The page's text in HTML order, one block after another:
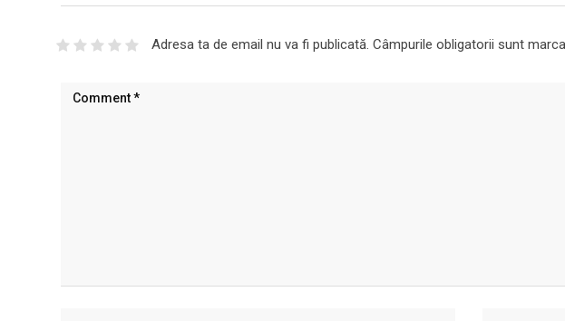
Adresa ta de email nu va fi publicată. Câmpurile obligatorii sunt